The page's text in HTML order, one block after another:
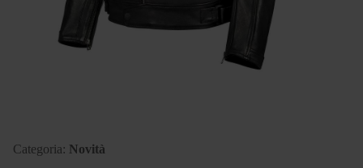
Categoria: Novità